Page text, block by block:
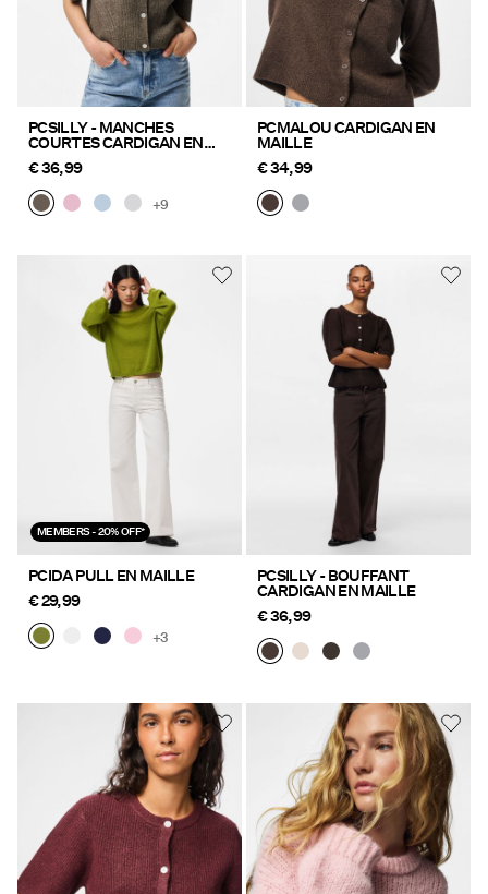
PCSILLY - MANCHES
COURTES CARDIGAN EN
MAILLE
€ 36,99
+9
PCMALOU CARDIGAN EN
MAILLE
€ 34,99
MEMBERS - 20% OFF*
PCIDA PULL EN MAILLE
€ 29,99
+3
PCSILLY - BOUFFANT
CARDIGAN EN MAILLE
€ 36,99